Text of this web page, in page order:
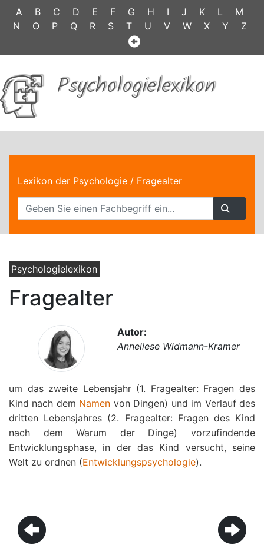
A B C D E F G H I J K L
M
N
O P Q R S T U V W X Y Z
Psychologielexikon
Lexikon der Psychologie / Fragealter
Psychologielexikon
Fragealter
Autor:
Anneliese Widmann-Kramer
um das zweite Lebensjahr (1. Fragealter: Fragen des
Kind nach dem Namen von Dingen) und im Verlauf des
dritten Lebensjahres (2. Fragealter: Fragen des Kind
nach dem Warum der Dinge) vorzufindende
Entwicklungsphase, in der das Kind versucht, seine
Welt zu ordnen (Entwicklungspsychologie).